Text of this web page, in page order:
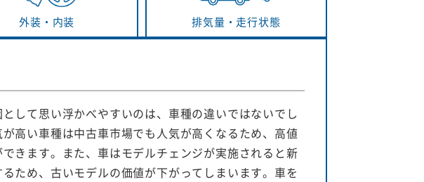
外装・ 内装 排気量・ 走行状態
して思い浮かべやすいのは、車種の違いではないでし
高い車種は中古車市場でも人気が高くなるため、高値
きます。また、車はモデルチェンジが実施されると新
ため、古いモデルの価値が下がってしまいます。車を